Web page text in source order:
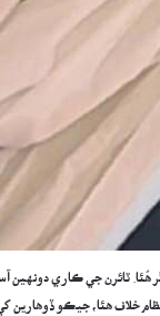
ٽائرن جي ڪاري دونهين
خلاف هئا، جيڪو ڏوهارين